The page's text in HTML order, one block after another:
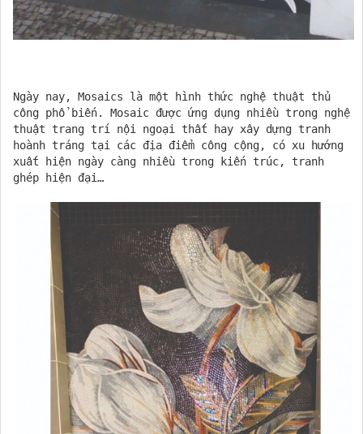
Ngày nay, Mosaics là một hình thức nghệ thuật thủ
công phổ biến. Mosaic được ứng dụng nhiều trong nghệ
thuật trang trí nội ngoại thất hay xây dựng tranh
hoành tráng tại các địa điểm công cộng, có xu hướng
xuất hiện ngày càng nhiều trong kiến ​​trúc, tranh
ghép hiện đại…